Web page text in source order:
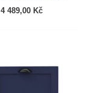
4 489,00 Kč